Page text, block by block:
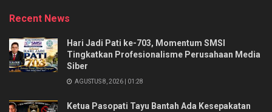
Recent News
Hari Jadi Pati ke-703, Momentum SMSI
Tingkatkan Profesionalisme Perusahaan Media
Siber
AGUSTUS 8, 2026 | 01:28
Ketua Pasopati Tayu Bantah Ada Kesepakatan